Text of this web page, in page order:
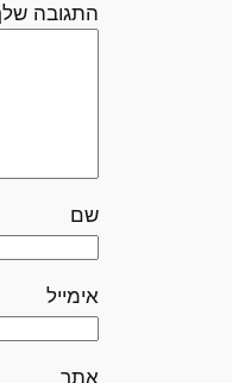
התגובה
שם
אימייל
אתר